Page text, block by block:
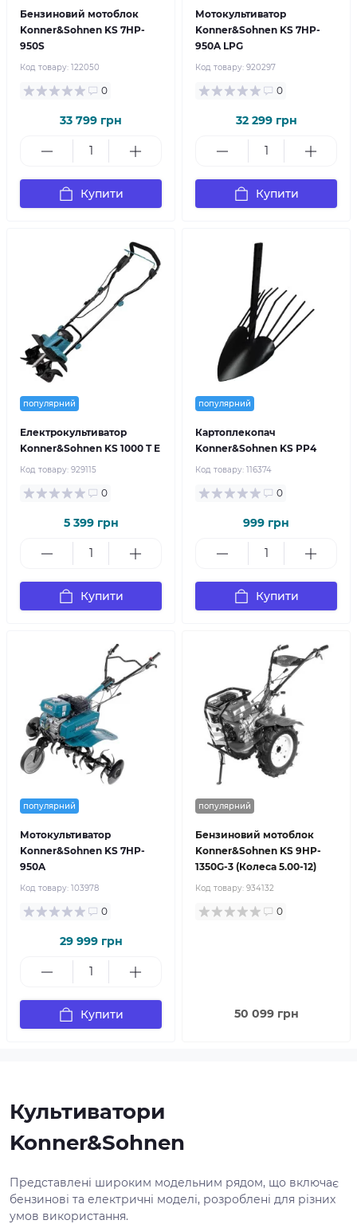
Бензиновий мотоблок
Konner&Sohnen KS 7HP-
950S
Код товару: 122050
0
33 799 грн
Купити
Мотокультиватор
Konner&Sohnen KS 7HP-
950A LPG
Код товару: 920297
0
32 299 грн
Купити
популярний
Електрокультиватор
Konner&Sohnen KS 1000 T E
Код товару: 929115
0
5 399 грн
Купити
популярний
Картоплекопач
Konner&Sohnen KS PP4
Код товару: 116374
0
999 грн
Купити
популярний
Мотокультиватор
Konner&Sohnen KS 7HP-
950A
Код товару: 103978
0
29 999 грн
Купити
популярний
Бензиновий мотоблок
Konner&Sohnen KS 9HP-
1350G-3 (Колеса 5.00-12)
Код товару: 934132
0
50 099 грн
Культиватори
Konner&Sohnen
Представлені широким модельним рядом, що включає
бензинові та електричні моделі, розроблені для різних
умов використання.